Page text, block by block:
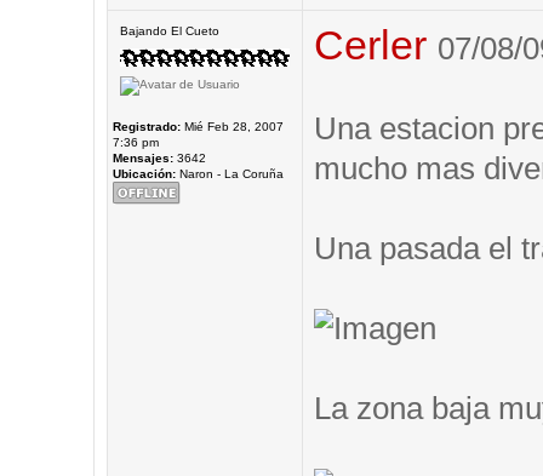
Bajando El Cueto
Registrado:Mié Feb 28, 2007
7:36 pm
Mensajes:3642
Ubicación:Naron - La Coruña
Cerler 07/08/
Una estacion
mucho mas
Una pasada el
La zona baja